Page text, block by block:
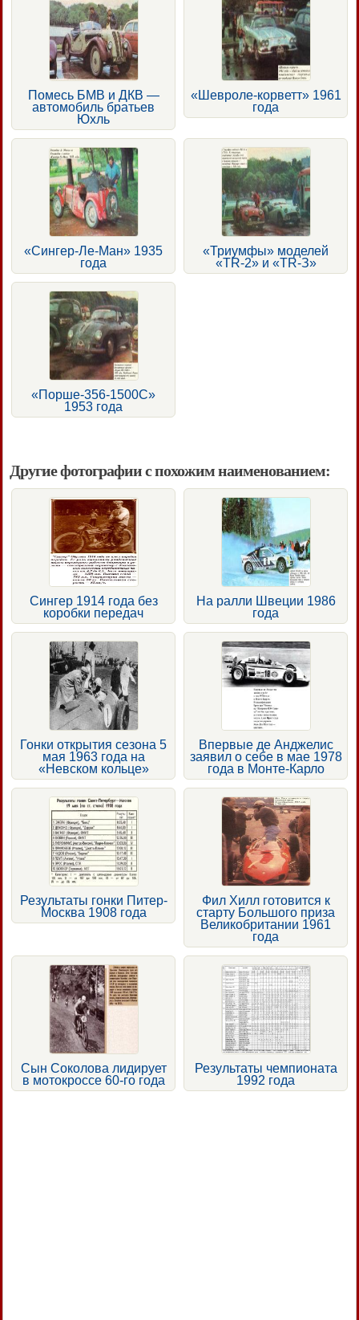
Помесь БМВ и ДКВ —
автомобиль братьев
Юхль
«Шевроле-корветт» 1961
года
«Сингер-Ле-Ман» 1935
года
«Триумфы» моделей
«TR-2» и «TR-З»
«Порше-356-1500С»
1953 года
Другие фотографии с похожим наименованием:
Сингер 1914 года без
коробки передач
На ралли Швеции 1986
года
Гонки открытия сезона 5
мая 1963 года на
«Невском кольце»
Впервые де Анджелис
заявил о себе в мае 1978
года в Монте-Карло
Результаты гонки Питер-
Москва 1908 года
Фил Хилл готовится к
старту Большого приза
Великобритании 1961
года
Сын Соколова лидирует
в мотокроссе 60-го года
Результаты чемпионата
1992 года